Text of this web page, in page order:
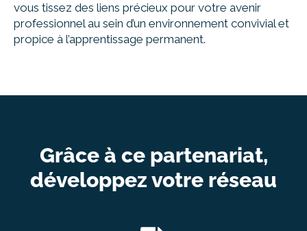
vous tissez des liens précieux pour votre avenir
professionnel au sein d’un environnement convivial et
propice à l’apprentissage permanent.
Grâce à ce partenariat,
développez votre réseau